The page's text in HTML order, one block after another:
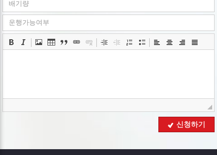
이메일 , 회사명 , 서비스 이용기록 , 쿠키 , 접속 IP 정보
ο 개인정보 수집방법 : 홈페이지(www.goodbyecar.co.kr)
■ 개인정보의 수집 및 이용목적
회사는 수집한 개인정보를 다음의 목적을 위해 활용합니다..
ο 서비스 제공에 관한 계약 이행 및 서비스 제공에 따른
회사는 개인정보 수집 및 이용목적이 달성된 후에는 예외 없이
회사는 원칙적으로 개인정보 수집 및 이용목적이 달성된
신청하기